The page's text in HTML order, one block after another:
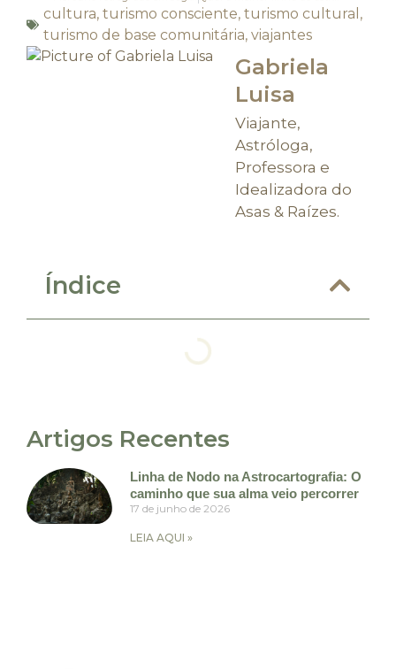
cultura, turismo consciente, turismo cultural ,
turismo de base comunitária, viajantes
Gabriela
Luisa
Viajante,
Astróloga,
Professora e
Idealizadora do
Asas & Raízes.
Índice
Artigos Recentes
Linha de Nodo na Astrocartografia: O
caminho que sua alma veio percorrer
17 de junho de 2026
LEIA AQUI »